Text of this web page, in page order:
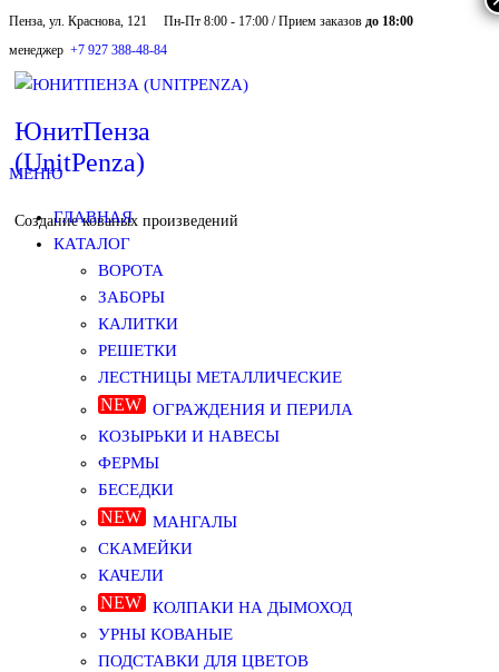
Skip
to
the
content
Пенза, ул. Краснова, 121 Пн-Пт 8:00 - 17:00 / Прием заказов до 18:00
менеджер +7 927 388-48-84
ЮнитПенза
(UnitPenza)
Создание кованых произведений
МЕНЮ
ГЛАВНАЯ
КАТАЛОГ
ВОРОТА
ЗАБОРЫ
КАЛИТКИ
РЕШЕТКИ
ЛЕСТНИЦЫ МЕТАЛЛИЧЕСКИЕ
ОГРАЖДЕНИЯ И ПЕРИЛА
КОЗЫРЬКИ И НАВЕСЫ
ФЕРМЫ
БЕСЕДКИ
МАНГАЛЫ
СКАМЕЙКИ
КАЧЕЛИ
КОЛПАКИ НА ДЫМОХОД
УРНЫ КОВАНЫЕ
ПОДСТАВКИ ДЛЯ ЦВЕТОВ